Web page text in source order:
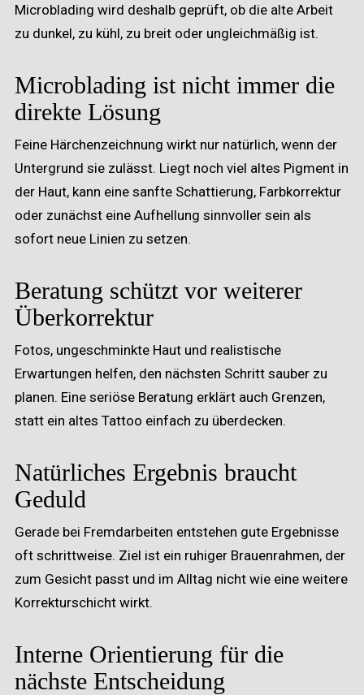
Microblading wird deshalb geprüft, ob die alte Arbeit
zu dunkel, zu kühl, zu breit oder ungleichmäßig ist.
Microblading ist nicht immer die
direkte Lösung
Feine Härchenzeichnung wirkt nur natürlich, wenn der
Untergrund sie zulässt. Liegt noch viel altes Pigment in
der Haut, kann eine sanfte Schattierung, Farbkorrektur
oder zunächst eine Aufhellung sinnvoller sein als
sofort neue Linien zu setzen.
Beratung schützt vor weiterer
Überkorrektur
Fotos, ungeschminkte Haut und realistische
Erwartungen helfen, den nächsten Schritt sauber zu
planen. Eine seriöse Beratung erklärt auch Grenzen,
statt ein altes Tattoo einfach zu überdecken.
Natürliches Ergebnis braucht
Geduld
Gerade bei Fremdarbeiten entstehen gute Ergebnisse
oft schrittweise. Ziel ist ein ruhiger Brauenrahmen, der
zum Gesicht passt und im Alltag nicht wie eine weitere
Korrekturschicht wirkt.
Interne Orientierung für die
nächste Entscheidung